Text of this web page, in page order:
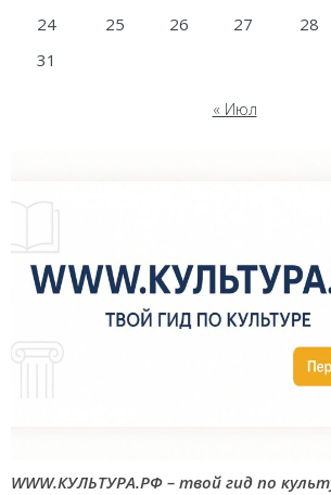
24
25 26 27 28
31
« Июл
WWW.КУЛЬТУРА.РФ – твой гид по